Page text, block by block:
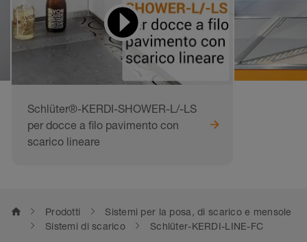
Schlüter®-KERDI-SHOWER-L/-LS
per docce a filo pavimento con
scarico lineare
home Prodotti
Sistemi per la posa, di scarico e mensole
Sistemi di scarico
Schlüter-KERDI-LINE-FC